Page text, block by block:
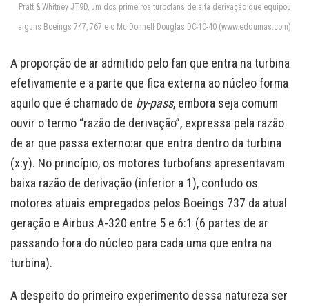
Pratt & Whitney JT9D, um dos primeiros turbofans de alta derivação que equipou
alguns Boeings 747, 767 e o Mc Donnell Douglas DC-10-40 (www.eddumas.com)
A proporção de ar admitido pelo fan que entra na turbina
efetivamente e a parte que fica externa ao núcleo forma
aquilo que é chamado de by-pass, embora seja comum
ouvir o termo “razão de derivação”, expressa pela razão
de ar que passa externo:ar que entra dentro da turbina
(x:y). No princípio, os motores turbofans apresentavam
baixa razão de derivação (inferior a 1), contudo os
motores atuais empregados pelos Boeings 737 da atual
geração e Airbus A-320 entre 5 e 6:1 (6 partes de ar
passando fora do núcleo para cada uma que entra na
turbina).
A despeito do primeiro experimento dessa natureza ser